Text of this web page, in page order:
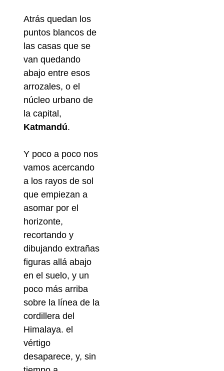
Atrás quedan los
puntos blancos de
las casas que se
van quedando
abajo entre esos
arrozales, o el
núcleo urbano de
la capital,
Katmandú.
Y poco a poco nos
vamos acercando
a los rayos de sol
que empiezan a
asomar por el
horizonte,
recortando y
dibujando extrañas
figuras allá abajo
en el suelo, y un
poco más arriba
sobre la línea de la
cordillera del
Himalaya. el
vértigo
desaparece, y, sin